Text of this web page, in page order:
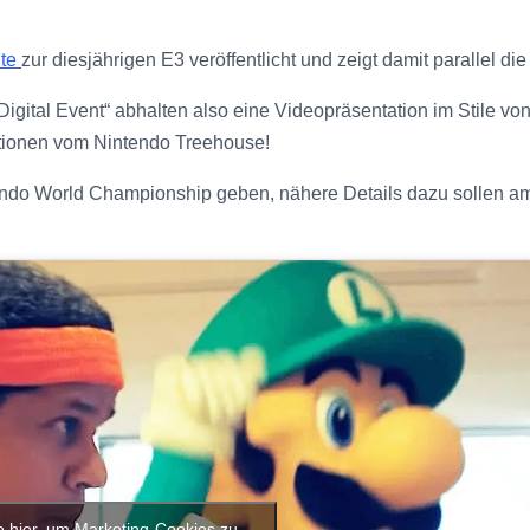
zur diesjährigen E3 veröffentlicht und zeigt damit parallel
Event“ abhalten also eine Videopräsentation im Stile
vom Nintendo Treehouse!
World Championship geben, nähere Details dazu sollen